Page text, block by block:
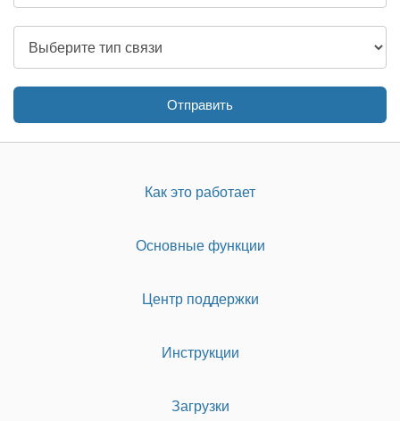
Отправить
Как это работает
Основные функции
Центр поддержки
Инструкции
Загрузки